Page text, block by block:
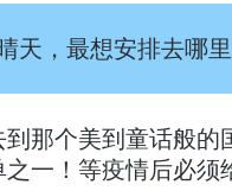
天，最想安排去哪里
那个美到童话般
一！等疫情后必须